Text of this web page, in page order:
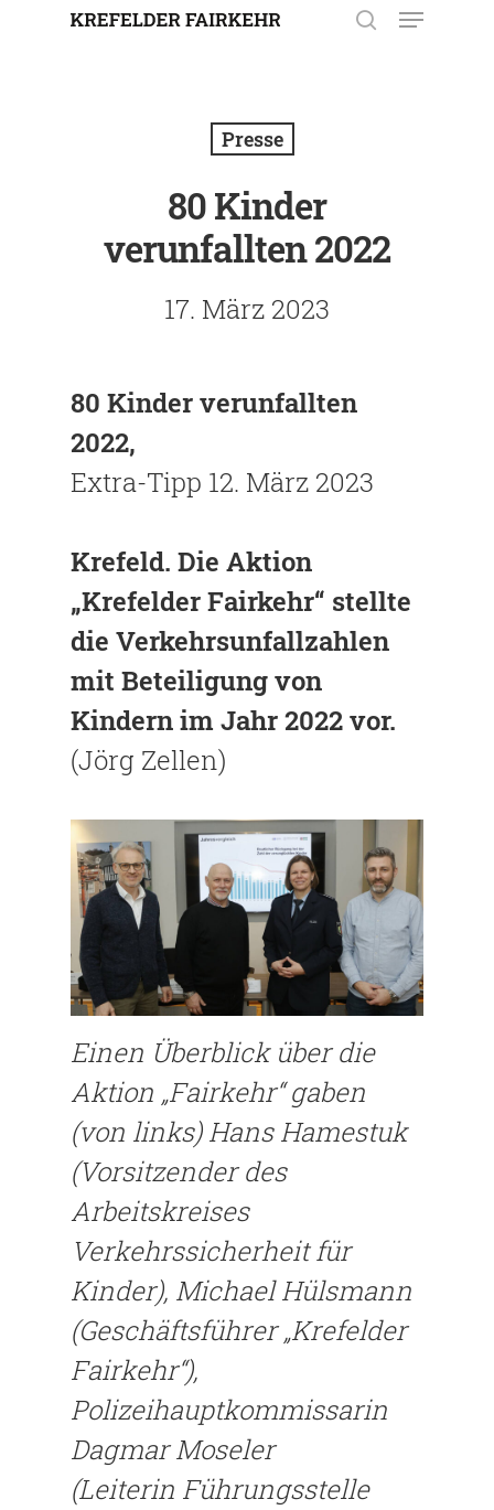
Eingabe zu suchen. Mit ESC
Presse
80 Kinder
verunfallten 2022
17. März 2023
80 Kinder verunfallten
2022,
Extra-Tipp 12. März 2023
Krefeld. Die Aktion
„Krefelder Fairkehr“ stellte
die Verkehrsunfallzahlen
mit Beteiligung von
Kindern im Jahr 2022 vor.
(Jörg Zellen)
Einen Überblick über die
Aktion „Fairkehr“ gaben
(von links) Hans Hamestuk
(Vorsitzender des
Arbeitskreises
Verkehrssicherheit für
Kinder), Michael Hülsmann
(Geschäftsführer „Krefelder
Fairkehr“),
Polizeihauptkommissarin
Dagmar Moseler
(Leiterin Führungsstelle